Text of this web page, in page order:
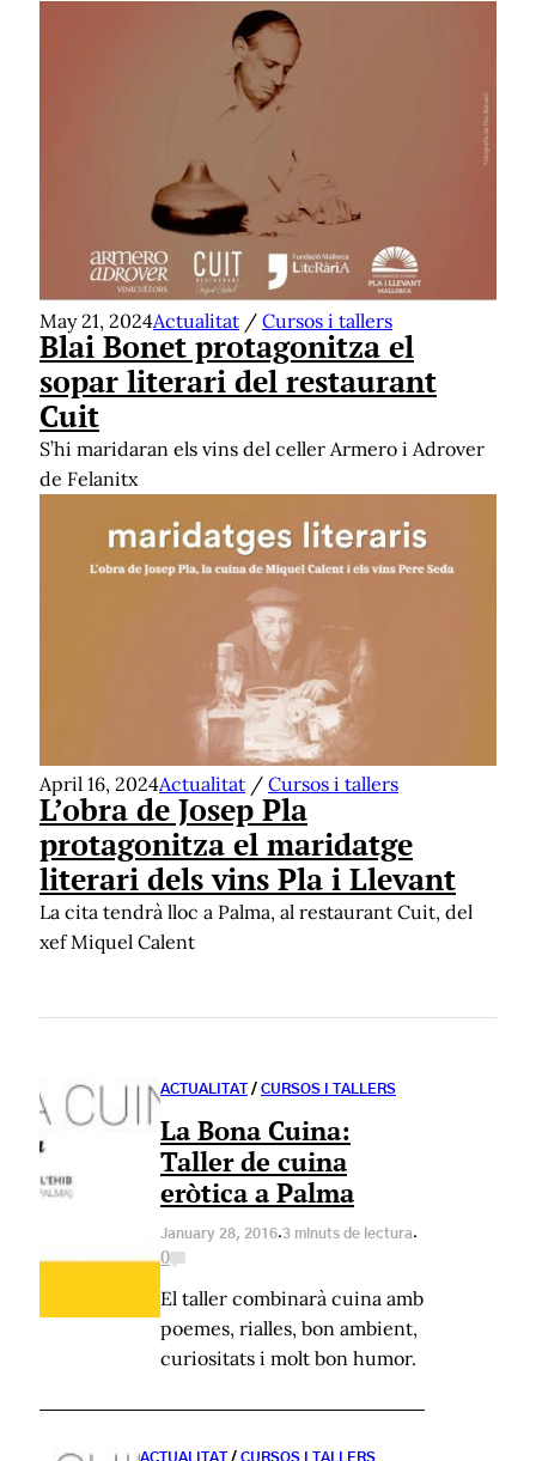
May 21, 2024Actualitat / Cursos i tallers
Blai Bonet protagonitza el
sopar literari del restaurant
Cuit
S’hi maridaran els vins del celler Armero i Adrover
de Felanitx
April 16, 2024Actualitat / Cursos i tallers
L’obra de Josep Pla
protagonitza el maridatge
literari dels vins Pla i Llevant
La cita tendrà lloc a Palma, al restaurant Cuit, del
xef Miquel Calent
ACTUALITAT / CURSOS I TALLERS
La Bona Cuina:
Taller de cuina
eròtica a Palma
January 28, 2016·3 minuts de lectura·
0
El taller combinarà cuina amb
poemes, rialles, bon ambient,
curiositats i molt bon humor.
ACTUALITAT /CURSOS I TALLERS